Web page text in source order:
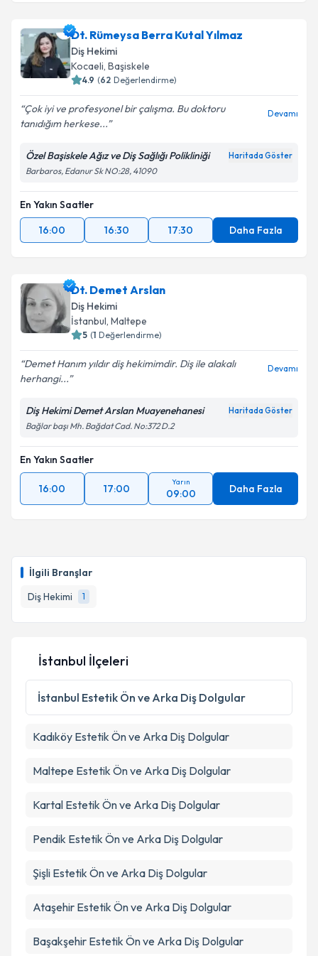
İlgili Branşlar
Diş Hekimi
1
Dt. Rümeysa Berra Kutal Yılmaz
Diş Hekimi
Kocaeli, Başiskele
4.9 (62 Değerlendirme)
Çok iyi ve profesyonel bir çalışma. Bu doktoru
tanıdığım herkese...
Devamı
Özel Başiskele Ağız ve Diş Sağlığı Polikliniği Haritada Göster
Barbaros, Edanur Sk NO:28, 41090
En Yakın Saatler
16:00
16:30 17:30 Daha Fazla
Dt. Demet Arslan
Diş Hekimi
İstanbul, Maltepe
5 (1 Değerlendirme)
Demet Hanım yıldır diş hekimimdir. Diş ile alakalı
herhangi...
Devamı
Diş Hekimi Demet Arslan Muayenehanesi Haritada Göster
Bağlar başı Mh. Bağdat Cad. No:372 D.2
En Yakın Saatler
16:00 17:00
Yarın
09:00 Daha Fazla
İstanbul İlçeleri
İstanbul Estetik Ön ve Arka Diş Dolgular
Kadıköy Estetik Ön ve Arka Diş Dolgular
Maltepe Estetik Ön ve Arka Diş Dolgular
Kartal Estetik Ön ve Arka Diş Dolgular
Pendik Estetik Ön ve Arka Diş Dolgular
Şişli Estetik Ön ve Arka Diş Dolgular
Ataşehir Estetik Ön ve Arka Diş Dolgular
Başakşehir Estetik Ön ve Arka Diş Dolgular